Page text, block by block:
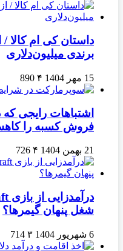
داستان کی ام کالا
برندی میلیون‌دلاری
15 مهر 1404 ۴ 890
اشتباهات رایجی که
فروش کسبه را
21 بهمن 1404 ۴ 726
شغل پنهان گیمرها؟
6 شهریور 1404 ۳ 714